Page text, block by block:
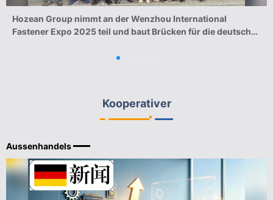
Hozean Group nimmt an der Wenzhou International
Fastener Expo 2025 teil und baut Brücken für die deutsch-
Kooperativer
Aussenhandels